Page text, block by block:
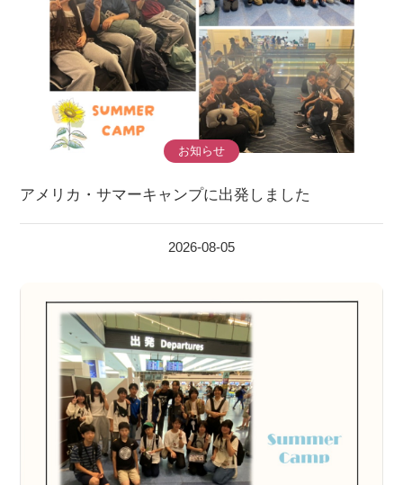
お知らせ
アメリカ・サマーキャンプに出発しました
2026-08-05